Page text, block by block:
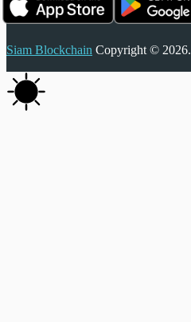
Siam Blockchain Copyright © 2026.